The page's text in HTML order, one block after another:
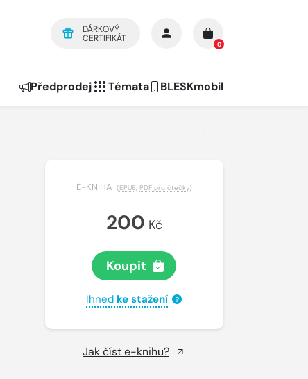
DÁRKOVÝ
CERTIFIKÁT
0
Předprodej Témata BLESKmobil
E-KNIHA (EPUB, PDF pro čtečky)
200 Kč
Koupit
Ihned ke stažení ?
Jak číst e-knihu?